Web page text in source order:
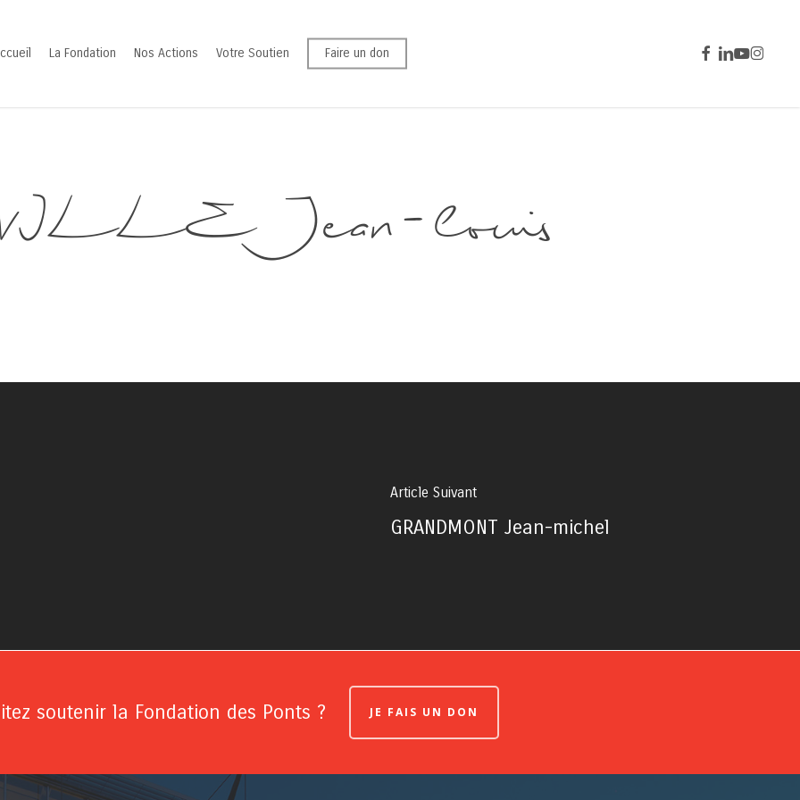
La Fondation Nos Actions Votre Soutien Faire un don facebook
linkedin
youtubeinstagram
Jean-louis
Article Suivant
GRANDMONT Jean-michel
soutenir la Fondation des Ponts ? JE FAIS UN DON